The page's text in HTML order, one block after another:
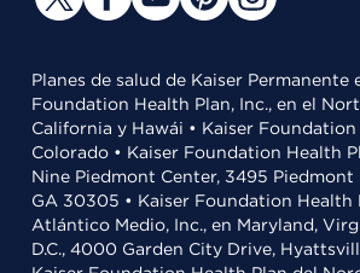
Planes de salud de Kaiser Permanente
Foundation Health Plan, Inc., en el
California y Hawái • Kaiser
Colorado • Kaiser Foundation Health
Nine Piedmont Center, 3495 Piedmont
GA 30305 • Kaiser Foundation Health
Atlántico Medio, Inc., en Maryland,
D.C., 4000 Garden City Drive,